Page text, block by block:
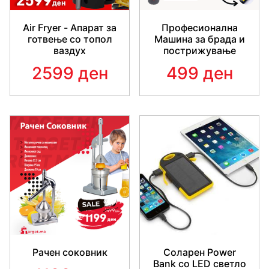
Технички карактеристики:
Безбедна и лесна употреба
Максимална температура 220 степени
Фреквенција: 50 / 60Hz
Моќност: 45W
Тежина: 14,18 мл
Должина на кабелот: 5,6 метри
Приближна големина: 13,2 “x 3,2” (L x W)
Air Fryer - Апарат за
готвење со топол
ваздух
2599 ден
Професионална
Машина за брада и
пострижување
499 ден
Рачен соковник
Соларен Power
Bank со LED светло